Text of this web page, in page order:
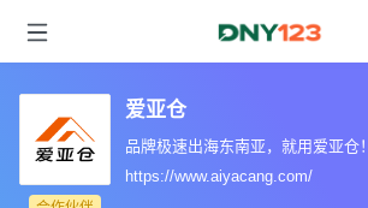
爱亚仓
品牌极速出海东南亚，就用爱亚仓！
https://www.aiyacang.com/